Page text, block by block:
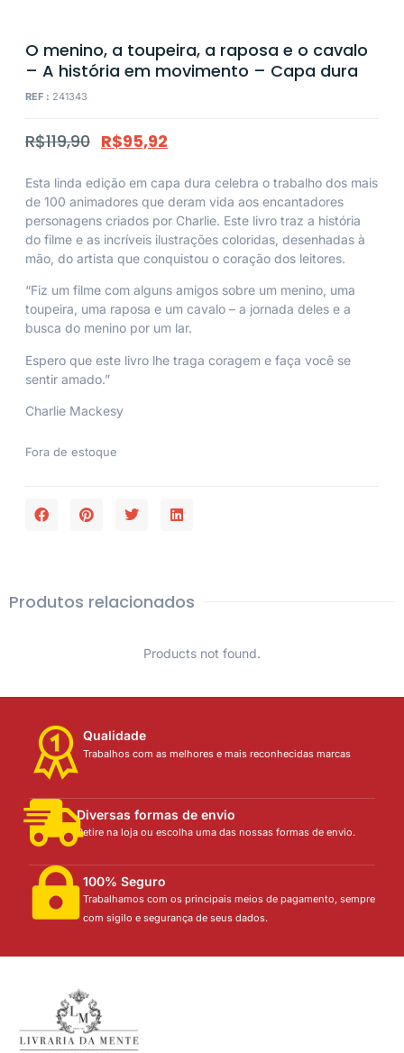
O menino, a toupeira, a raposa e o cavalo
– A história em movimento – Capa dura
REF : 241343
R$119,90 R$95,92
Esta linda edição em capa dura celebra o trabalho dos mais
de 100 animadores que deram vida aos encantadores
personagens criados por Charlie. Este livro traz a história
do filme e as incríveis ilustrações coloridas, desenhadas à
mão, do artista que conquistou o coração dos leitores.
“Fiz um filme com alguns amigos sobre um menino, uma
toupeira, uma raposa e um cavalo – a jornada deles e a
busca do menino por um lar.
Espero que este livro lhe traga coragem e faça você se
sentir amado.”
Charlie Mackesy
Fora de estoque
Produtos relacionados
Products not found.
Qualidade
Trabalhos com as melhores e mais reconhecidas marcas
Diversas formas de envio
Retire na loja ou escolha uma das nossas formas de envio.
100% Seguro
Trabalhamos com os principais meios de pagamento, sempre
com sigilo e segurança de seus dados.